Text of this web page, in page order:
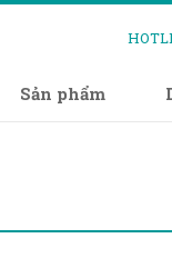
Sản phẩm